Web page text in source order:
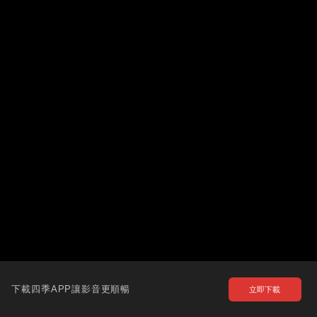
下載四季APP讓影音更順暢 立即下載